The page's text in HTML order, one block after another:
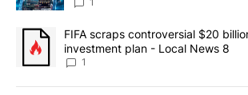
A trending article titled "FIFA scraps
FIFA scraps controversial $20
investment plan - Local News 8
1